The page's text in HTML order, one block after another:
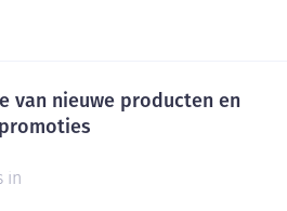
van nieuwe producten en
promoties